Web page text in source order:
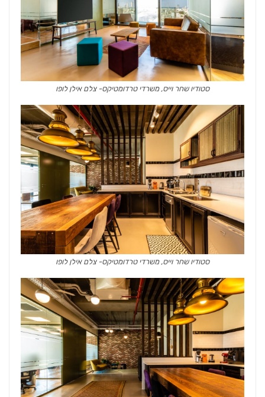
סטודיו שחר וייס, משרדי טרדומטיקס- צלם אילן לופו
סטודיו שחר וייס, משרדי טרדומטיקס- צלם אילן לופו